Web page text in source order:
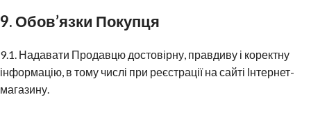
9. Обов’язки Покупця
9.1. Надавати Продавцю достовірну, правдиву і коректну
інформацію, в тому числі при реєстрації на сайті Інтернет-
магазину.